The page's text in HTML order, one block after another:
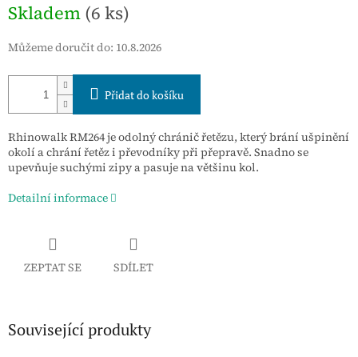
cena:
Skladem (6 ks)
Můžeme doručit do: 10.8.2026
Přidat do košíku
Rhinowalk RM264 je odolný chránič řetězu, který brání ušpinění
okolí a chrání řetěz i převodníky při přepravě. Snadno se
upevňuje suchými zipy a pasuje na většinu kol.
Detailní informace
ZEPTAT SE SDÍLET
Související produkty